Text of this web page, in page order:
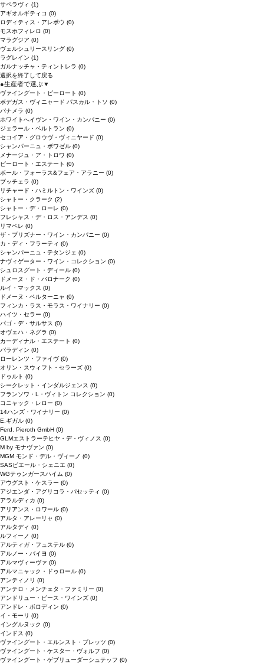
サペラヴィ (1)
アギオルギティコ (0)
ロディティス・アレポウ (0)
モスホフィレロ (0)
マラグジア (0)
ヴェルシュリースリング (0)
ラグレイン (1)
ガルナッチャ・ティントレラ (0)
選択を終了して戻る
●生産者で選ぶ▼
ヴァイングート・ピーロート (0)
ボデガス・ヴィニャード パスカル・トソ (0)
パナメラ (0)
ホワイトへイヴン・ワイン・カンパニー (0)
ジェラール・ベルトラン (0)
セコイア・グロウヴ・ヴィニヤード (0)
シャンパーニュ・ボワゼル (0)
メナージュ・ア・トロワ (0)
ピーロート・エステート (0)
ボール・フォーラス&フェア・アラニー (0)
ブッチェラ (0)
リチャード・ハミルトン・ワインズ (0)
シャトー・クラーク (2)
シャトー・デ・ローレ (0)
フレシャス・デ・ロス・アンデス (0)
リマペレ (0)
ザ・プリズナー・ワイン・カンパニー (0)
カ・ディ・フラーティ (0)
シャンパーニュ・テタンジェ (0)
ナヴィゲーター・ワイン・コレクション (0)
シュロスグート・ディール (0)
ドメーヌ・ド・バロナーク (0)
ルイ・マックス (0)
ドメーヌ・ベルターニャ (0)
フィンカ・ラス・モラス・ワイナリー (0)
ハイツ・セラー (0)
パゴ・デ・サルサス (0)
オヴェハ・ネグラ (0)
カーディナル・エステート (0)
パラディン (0)
ローレンツ・ファイヴ(0)
オリン・スウィフト・セラーズ (0)
ドゥルト (0)
シークレット・インダルジェンス (0)
フランソワ・L・ヴィトン コレクション (0)
コニャック・レロー (0)
14ハンズ・ワイナリー (0)
E.ギガル (0)
Ferd. Pieroth GmbH (0)
GLMエストラーテヒヤ・デ・ヴィノス (0)
M by モナヴァン (0)
MGM モンド・デル・ヴィーノ (0)
SASピエール・シェニエ (0)
WGテゥンガースハイム (0)
アウグスト・ケスラー (0)
アジエンダ・アグリコラ・パセッティ (0)
アラルディカ (0)
アリアンス・ロワール (0)
アルタ・アレーリャ (0)
アルタディ (0)
ルフィーノ (0)
アルティガ・フュステル (0)
アルノー・バイヨ (0)
アルマヴィーヴァ (0)
アルマニャック・ドゥロール (0)
アンティノリ (0)
アンテロ・メンチェタ・ファミリー (0)
アンドリュー・ピース・ワインズ (0)
アンドレ・ボロディン (0)
イ・モーリ (0)
イングルヌック (0)
インドス (0)
ヴァイングート・エルンスト・ブレッツ (0)
ヴァイングート・ケスター・ヴォルフ (0)
ヴァイングート・ゲブリューダーシュテッフ (0)